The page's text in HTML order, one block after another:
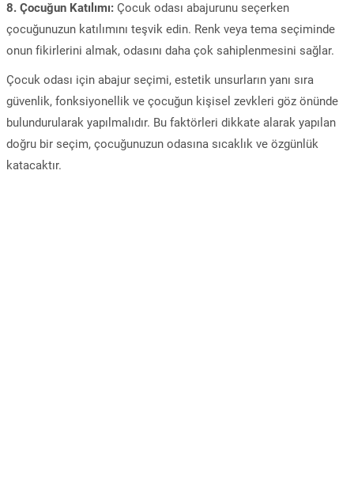
8. Çocuğun Katılımı: Çocuk odası abajurunu seçerken
çocuğunuzun katılımını teşvik edin. Renk veya tema seçiminde
onun fikirlerini almak, odasını daha çok sahiplenmesini sağlar.
Çocuk odası için abajur seçimi, estetik unsurların yanı sıra
güvenlik, fonksiyonellik ve çocuğun kişisel zevkleri göz önünde
bulundurularak yapılmalıdır. Bu faktörleri dikkate alarak yapılan
doğru bir seçim, çocuğunuzun odasına sıcaklık ve özgünlük
katacaktır.